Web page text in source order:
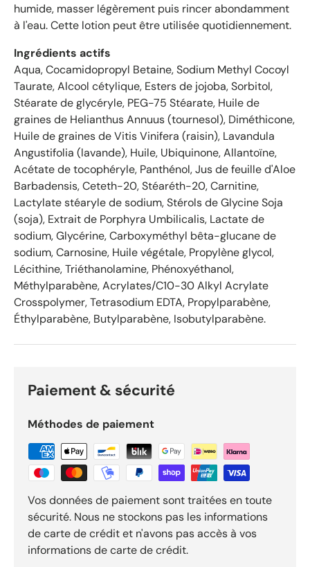
4
.
é
o
i
l
e
s
s
u
r
5
p
r
O
k
e
n
e
v
w
humide, masser légèrement puis rincer abondamment
à l'eau. Cette lotion peut être utilisée quotidiennement.
Ingrédients actifs
Aqua, Cocamidopropyl Betaine, Sodium Methyl Cocoyl
Taurate, Alcool cétylique, Esters de jojoba, Sorbitol,
Stéarate de glycéryle, PEG-75 Stéarate, Huile de
graines de Helianthus Annuus (tournesol), Diméthicone,
Huile de graines de Vitis Vinifera (raisin), Lavandula
Angustifolia (lavande), Huile, Ubiquinone, Allantoïne,
Acétate de tocophéryle, Panthénol, Jus de feuille d'Aloe
Barbadensis, Ceteth-20, Stéaréth-20, Carnitine,
Lactylate stéaryle de sodium, Stérols de Glycine Soja
(soja), Extrait de Porphyra Umbilicalis, Lactate de
sodium, Glycérine, Carboxyméthyl bêta-glucane de
sodium, Carnosine, Huile végétale, Propylène glycol,
Lécithine, Triéthanolamine, Phénoxyéthanol,
Méthylparabène, Acrylates/C10-30 Alkyl Acrylate
Crosspolymer, Tetrasodium EDTA, Propylparabène,
Éthylparabène, Butylparabène, Isobutylparabène.
Paiement & sécurité
Méthodes de paiement
Vos données de paiement sont traitées en toute
sécurité. Nous ne stockons pas les informations
de carte de crédit et n'avons pas accès à vos
informations de carte de crédit.